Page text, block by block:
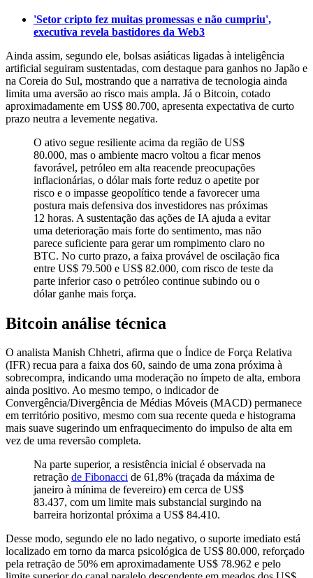
'Setor cripto fez muitas promessas e não cumpriu',
executiva revela bastidores da Web3
Ainda assim, segundo ele, bolsas asiáticas ligadas à inteligência
artificial seguiram sustentadas, com destaque para ganhos no Japão e
na Coreia do Sul, mostrando que a narrativa de tecnologia ainda
limita uma aversão ao risco mais ampla. Já o Bitcoin, cotado
aproximadamente em US$ 80.700, apresenta expectativa de curto
prazo neutra a levemente negativa.
O ativo segue resiliente acima da região de US$
80.000, mas o ambiente macro voltou a ficar menos
favorável, petróleo em alta reacende preocupações
inflacionárias, o dólar mais forte reduz o apetite por
risco e o impasse geopolítico tende a favorecer uma
postura mais defensiva dos investidores nas próximas
12 horas. A sustentação das ações de IA ajuda a evitar
uma deterioração mais forte do sentimento, mas não
parece suficiente para gerar um rompimento claro no
BTC. No curto prazo, a faixa provável de oscilação fica
entre US$ 79.500 e US$ 82.000, com risco de teste da
parte inferior caso o petróleo continue subindo ou o
dólar ganhe mais força.
Bitcoin análise técnica
O analista Manish Chhetri, afirma que o Índice de Força Relativa
(IFR) recua para a faixa dos 60, saindo de uma zona próxima à
sobrecompra, indicando uma moderação no ímpeto de alta, embora
ainda positivo. Ao mesmo tempo, o indicador de
Convergência/Divergência de Médias Móveis (MACD) permanece
em território positivo, mesmo com sua recente queda e histograma
mais suave sugerindo um enfraquecimento do impulso de alta em
vez de uma reversão completa.
Na parte superior, a resistência inicial é observada na
retração de Fibonacci de 61,8% (traçada da máxima de
janeiro à mínima de fevereiro) em cerca de US$
83.437, com um limite mais substancial surgindo na
barreira horizontal próxima a US$ 84.410.
Desse modo, segundo ele no lado negativo, o suporte imediato está
localizado em torno da marca psicológica de US$ 80.000, reforçado
pela retração de 50% em aproximadamente US$ 78.962 e pelo